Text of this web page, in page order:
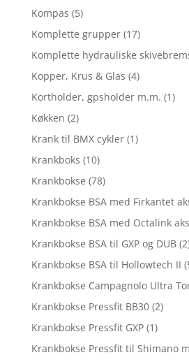
Kompas (5)
Komplette grupper (17)
Komplette hydrauliske
Kopper, Krus & Glas (4)
Kortholder, gpsholder m.m. (1)
Køkken (2)
Krank til BMX cykler (1)
Krankboks (10)
Krankbokse (78)
Krankbokse BSA med Firkantet
Krankbokse BSA med Octalink
Krankbokse BSA til GXP og DUB
Krankbokse BSA til Hollowtech II
Krankbokse Campagnolo Ultra
Krankbokse Pressfit BB30 (2)
Krankbokse Pressfit GXP (1)
Krankbokse Pressfit til Shimano